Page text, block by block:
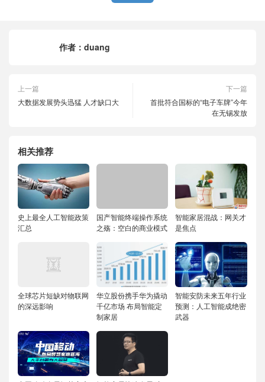
作者： duang
上一篇
大数据发展势头迅猛 人才缺口大
下一篇
首批符合国标的“电子车牌”今年
在无锡发放
相关推荐
史上最全人工智能政策
汇总
国产智能终端操作系统
之殇：空白的商业模式
智能家居混战：网关才
是焦点
全球芯片短缺对物联网
的深远影响
华立股份携手华为撬动
千亿市场 布局智能定
制家居
智能安防未来五年行业
预测：人工智能成绝密
武器